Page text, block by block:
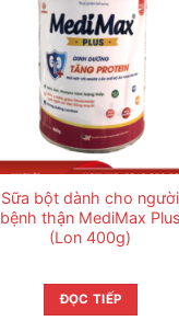
Sữa bột dành cho người
bệnh thận MediMax Plus
(Lon 400g)
ĐỌC TIẾP